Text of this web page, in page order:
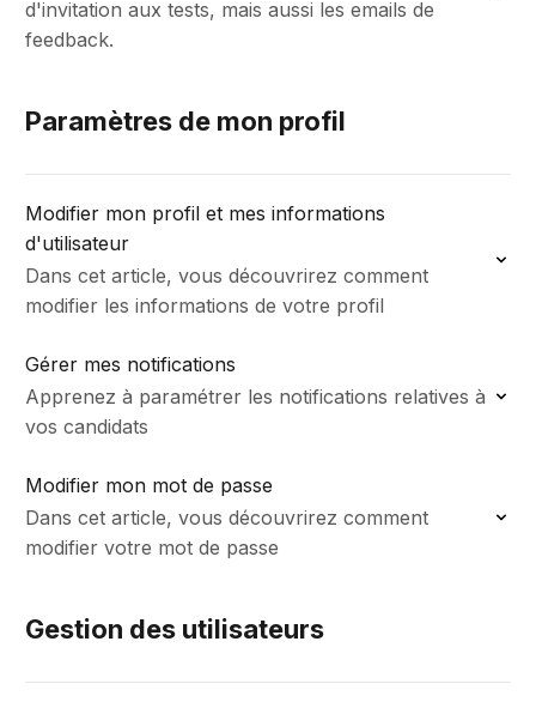
d'invitation aux tests, mais aussi les emails de
feedback.
Paramètres de mon profil
Modifier mon profil et mes informations
d'utilisateur
Dans cet article, vous découvrirez comment
modifier les informations de votre profil
Gérer mes notifications
Apprenez à paramétrer les notifications relatives à
vos candidats
Modifier mon mot de passe
Dans cet article, vous découvrirez comment
modifier votre mot de passe
Gestion des utilisateurs